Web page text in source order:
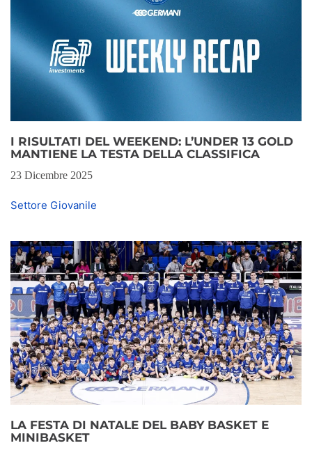
I RISULTATI DEL WEEKEND: L’UNDER 13 GOLD
MANTIENE LA TESTA DELLA CLASSIFICA
23 Dicembre 2025
Settore Giovanile
LA FESTA DI NATALE DEL BABY BASKET E
MINIBASKET